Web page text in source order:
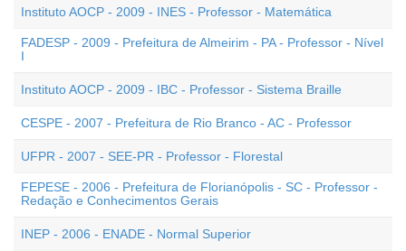
Instituto AOCP - 2009 - INES - Professor - Matemática
FADESP - 2009 - Prefeitura de Almeirim - PA - Professor - Nível
I
Instituto AOCP - 2009 - IBC - Professor - Sistema Braille
CESPE - 2007 - Prefeitura de Rio Branco - AC - Professor
UFPR - 2007 - SEE-PR - Professor - Florestal
FEPESE - 2006 - Prefeitura de Florianópolis - SC - Professor -
Redação e Conhecimentos Gerais
INEP - 2006 - ENADE - Normal Superior